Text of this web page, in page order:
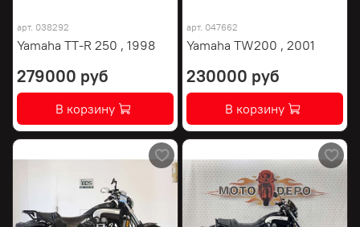
арт. 038292
Yamaha TT-R 250 , 1998
279000 руб
В корзину
арт. 047662
Yamaha TW200 , 2001
230000 руб
В корзину